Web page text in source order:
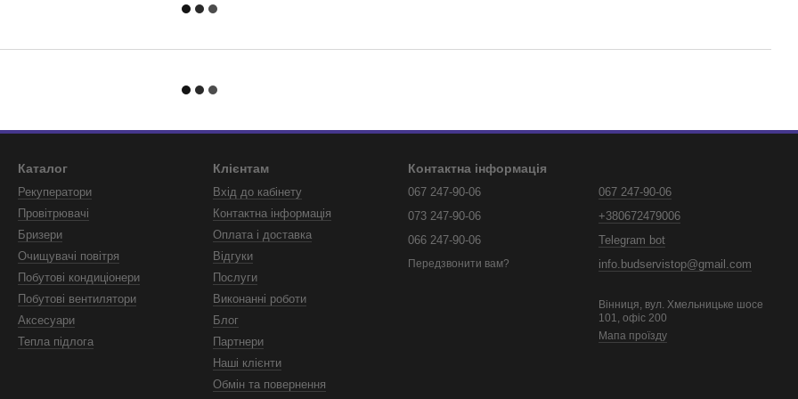
Каталог
Рекуператори
Провітрювачі
Бризери
Очищувачі повітря
Побутові кондиціонери
Побутові вентилятори
Аксесуари
Тепла підлога
Клієнтам
Вхід до кабінету
Контактна інформація
Оплата і доставка
Відгуки
Послуги
Виконанні роботи
Блог
Партнери
Наші клієнти
Обмін та повернення
Контактна інформація
067 247-90-06
073 247-90-06
066 247-90-06
Передзвонити вам?
067 247-90-06
+380672479006
Telegram bot
info.budservistop@gmail.com
Вінниця, вул. Хмельницьке шосе
101, офіс 200
Мапа проїзду